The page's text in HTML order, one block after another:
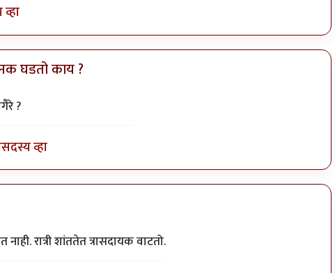
घडतो काय ?
तमराज किल्विष
?
सदस्य व्हा
रात्री शांततेत त्रासदायक वाटतो.